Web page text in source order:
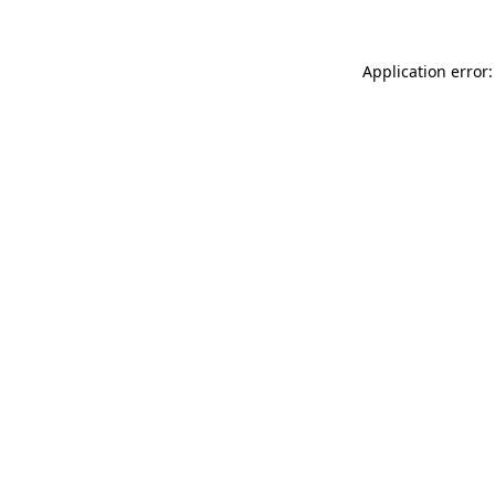
Application